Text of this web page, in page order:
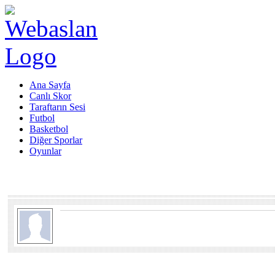
Ana Sayfa
Canlı Skor
Taraftarın Sesi
Futbol
Basketbol
Diğer Sporlar
Oyunlar